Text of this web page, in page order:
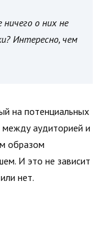
о них не
Интересно, чем
на потенциальных
аудиторией и
образом
И это не зависит
нет.